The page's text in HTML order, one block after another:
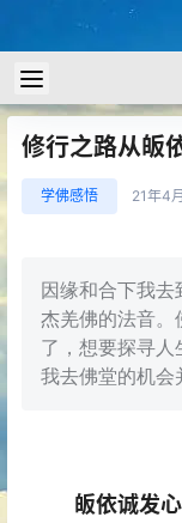
修行之路从皈
学佛感悟 21年4
因缘和合下我去
杰羌佛的法音。
了，想要探寻人
我去佛堂的机会
皈依诚发